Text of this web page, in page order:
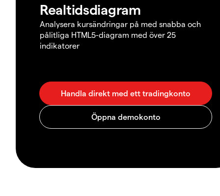
Realtidsdiagram
Analysera kursändringar på med snabba och
pålitliga HTML5-diagram med över 25
indikatorer